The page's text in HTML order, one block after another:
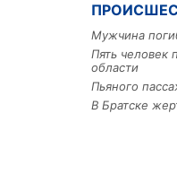
Мужчина
Пять человек
области
Пьяного
В Братске